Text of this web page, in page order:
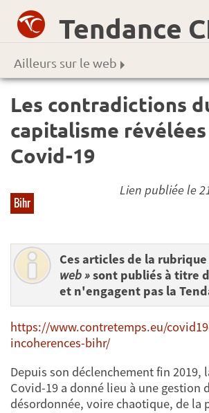
Tendance
Ailleurs sur le web
Les contradictions
capitalisme
Covid-19
Bihr
Lien publiée le
Ces articles de la rubrique
web »sont publiés à titre
et n'engagent pas la
https://www.contretemps.eu/
incoherences-bihr/
Depuis son déclenchement fin 2019,
Covid-19 a donné lieu à une gestion
désordonnée, voire chaotique, de la